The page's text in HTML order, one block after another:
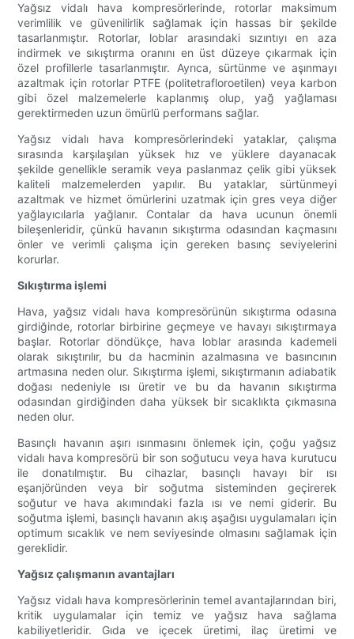
Yağsız vidalı hava kompresörlerinde, rotorlar maksimum
verimlilik ve güvenilirlik sağlamak için hassas bir şekilde
tasarlanmıştır. Rotorlar, loblar arasındaki sızıntıyı en aza
indirmek ve sıkıştırma oranını en üst düzeye çıkarmak için
özel profillerle tasarlanmıştır. Ayrıca, sürtünme ve aşınmayı
azaltmak için rotorlar PTFE (politetrafloroetilen) veya karbon
gibi özel malzemelerle kaplanmış olup, yağ yağlaması
gerektirmeden uzun ömürlü performans sağlar.
Yağsız vidalı hava kompresörlerindeki yataklar, çalışma
sırasında karşılaşılan yüksek hız ve yüklere dayanacak
şekilde genellikle seramik veya paslanmaz çelik gibi yüksek
kaliteli malzemelerden yapılır. Bu yataklar, sürtünmeyi
azaltmak ve hizmet ömürlerini uzatmak için gres veya diğer
yağlayıcılarla yağlanır. Contalar da hava ucunun önemli
bileşenleridir, çünkü havanın sıkıştırma odasından kaçmasını
önler ve verimli çalışma için gereken basınç seviyelerini
korurlar.
Sıkıştırma işlemi
Hava, yağsız vidalı hava kompresörünün sıkıştırma odasına
girdiğinde, rotorlar birbirine geçmeye ve havayı sıkıştırmaya
başlar. Rotorlar döndükçe, hava loblar arasında kademeli
olarak sıkıştırılır, bu da hacminin azalmasına ve basıncının
artmasına neden olur. Sıkıştırma işlemi, sıkıştırmanın adiabatik
doğası nedeniyle ısı üretir ve bu da havanın sıkıştırma
odasından girdiğinden daha yüksek bir sıcaklıkta çıkmasına
neden olur.
Basınçlı havanın aşırı ısınmasını önlemek için, çoğu yağsız
vidalı hava kompresörü bir son soğutucu veya hava kurutucu
ile donatılmıştır. Bu cihazlar, basınçlı havayı bir ısı
eşanjöründen veya bir soğutma sisteminden geçirerek
soğutur ve hava akımındaki fazla ısı ve nemi giderir. Bu
soğutma işlemi, basınçlı havanın akış aşağısı uygulamaları için
optimum sıcaklık ve nem seviyesinde olmasını sağlamak için
gereklidir.
Yağsız çalışmanın avantajları
Yağsız vidalı hava kompresörlerinin temel avantajlarından biri,
kritik uygulamalar için temiz ve yağsız hava sağlama
kabiliyetleridir. Gıda ve içecek üretimi, ilaç üretimi ve